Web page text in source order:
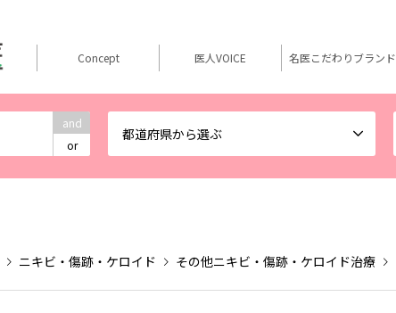
and
or
都道府県から選ぶ
Concept 医人VOICE 名医こだわりブランド
ニキビ・傷跡・ケロイド その他ニキビ・傷跡・ケロイド治療